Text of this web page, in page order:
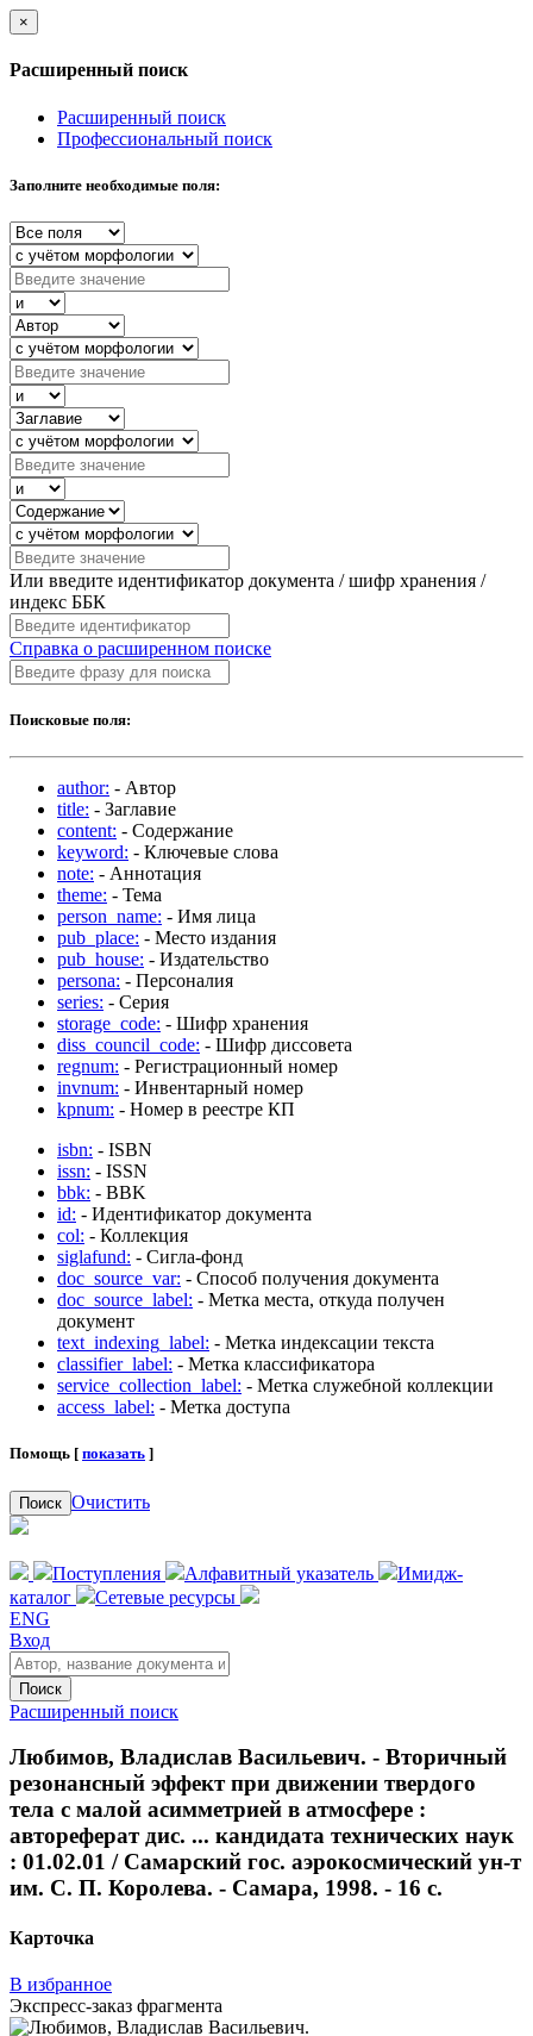
×
Расширенный поиск
Расширенный поиск
Профессиональный поиск
Заполните необходимые поля:
Или введите идентификатор документа / шифр хранения /
индекс ББК
Справка о расширенном поиске
Поисковые поля:
author: - Автор
title: - Заглавие
content: - Содержание
keyword: - Ключевые слова
note: - Аннотация
theme: - Тема
person_name: - Имя лица
pub_place: - Место издания
pub_house: - Издательство
persona: - Персоналия
series: - Серия
storage_code: - Шифр хранения
diss_council_code: - Шифр диссовета
regnum: - Регистрационный номер
invnum: - Инвентарный номер
kpnum: - Номер в реестре КП
isbn: - ISBN
issn: - ISSN
bbk: - BBK
id: - Идентификатор документа
col: - Коллекция
siglafund: - Сигла-фонд
doc_source_var: - Способ получения документа
doc_source_label: - Метка места, откуда получен
документ
text_indexing_label: - Метка индексации текста
classifier_label: - Метка классификатора
service_collection_label: - Метка служебной коллекции
access_label: - Метка доступа
Помощь [ показать ]
Поиск Очистить
Поступления Алфавитный указатель
Имидж-
каталог
Сетевые ресурсы
ENG
Вход
Поиск
Расширенный поиск
Любимов, Владислав Васильевич. - Вторичный
резонансный эффект при движении твердого
тела с малой асимметрией в атмосфере :
автореферат дис. ... кандидата технических наук
: 01.02.01 / Самарский гос. аэрокосмический ун-т
им. С. П. Королева. - Самара, 1998. - 16 с.
Карточка
В избранное
Экспресс-заказ фрагмента